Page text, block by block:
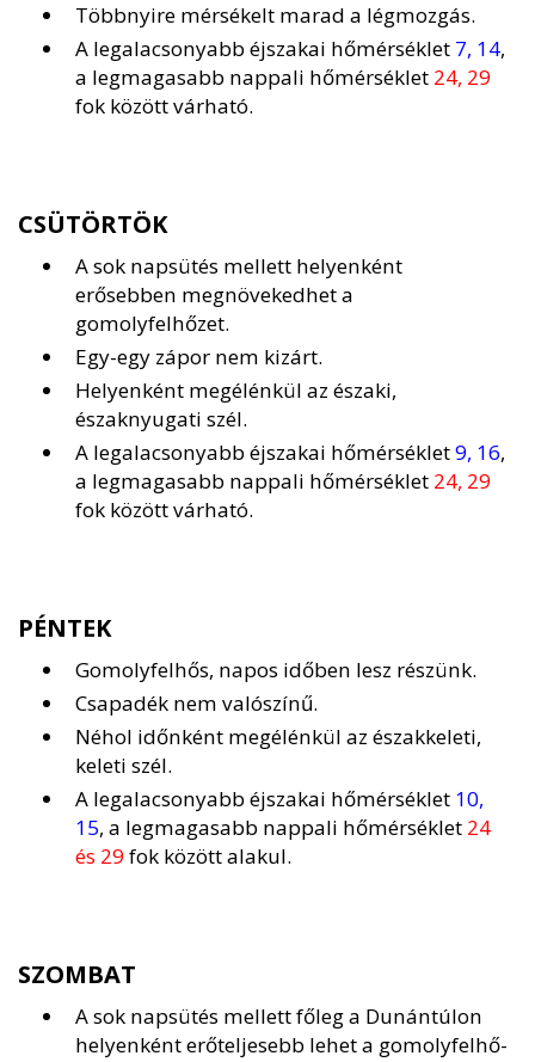
Többnyire mérsékelt marad a légmozgás.
A legalacsonyabb éjszakai hőmérséklet 7, 14,
a legmagasabb nappali hőmérséklet 24, 29
fok között várható.
CSÜTÖRTÖK
A sok napsütés mellett helyenként
erősebben megnövekedhet a
gomolyfelhőzet.
Egy-egy zápor nem kizárt.
Helyenként megélénkül az északi,
északnyugati szél.
A legalacsonyabb éjszakai hőmérséklet9, 16,
a legmagasabb nappali hőmérséklet 24, 29
fok között várható.
PÉNTEK
Gomolyfelhős, napos időben lesz részünk.
Csapadék nem valószínű.
Néhol időnként megélénkül az északkeleti,
keleti szél.
A legalacsonyabb éjszakai hőmérséklet 10,
15, a legmagasabb nappali hőmérséklet 24
és 29fok között alakul.
SZOMBAT
A sok napsütés mellett főleg a Dunántúlon
helyenként erőteljesebb lehet a gomolyfelhő-